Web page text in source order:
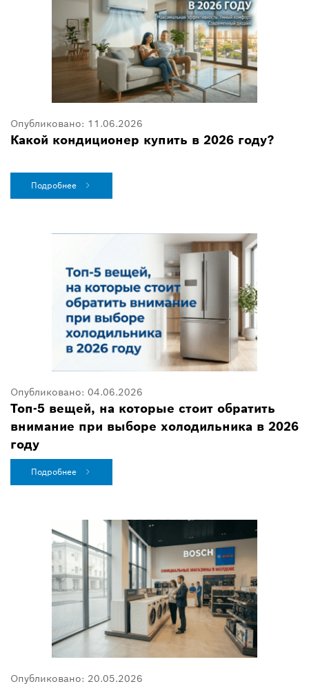
Опубликовано: 11.06.2026
Какой кондиционер купить в 2026 году?
Подробнее
Опубликовано: 04.06.2026
Топ-5 вещей, на которые стоит обратить
внимание при выборе холодильника в 2026
году
Подробнее
Опубликовано: 20.05.2026